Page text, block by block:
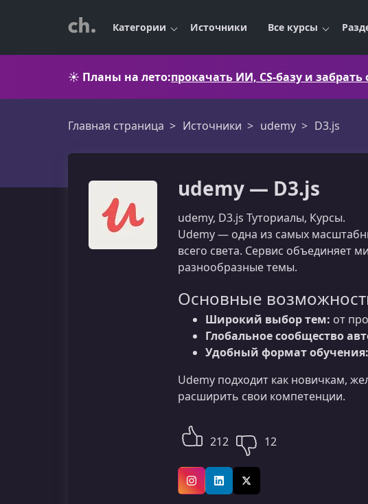
Категории Источники Все курсы
☀️ Планы на лето:прокачать ИИ, CS-базу и
Главная страница Источники udemy D3.js
udemy — D3.js
udemy, D3.js Туториалы, Курсы.
Udemy — одна из самых
всего света. Сервис объединяет
разнообразные темы.
Основные
Широкий выбор тем: от
Глобальное сообщество
Удобный формат обучения:
Udemy подходит как новичкам,
расширить свои компетенции.
212 12
InstagramLinkedInX (Twitter)